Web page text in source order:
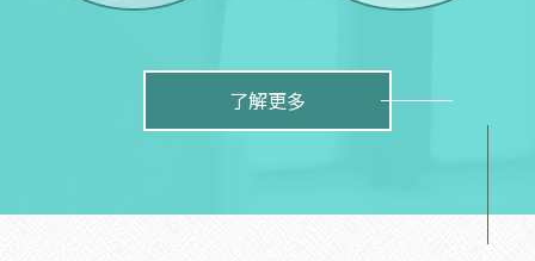
了解更多